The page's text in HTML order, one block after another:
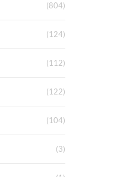
(804)
(124)
(112)
(122)
(104)
(3)